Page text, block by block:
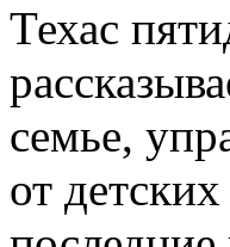
Техас
семье,
от